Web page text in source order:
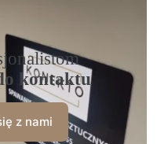
kontaktu
z nami